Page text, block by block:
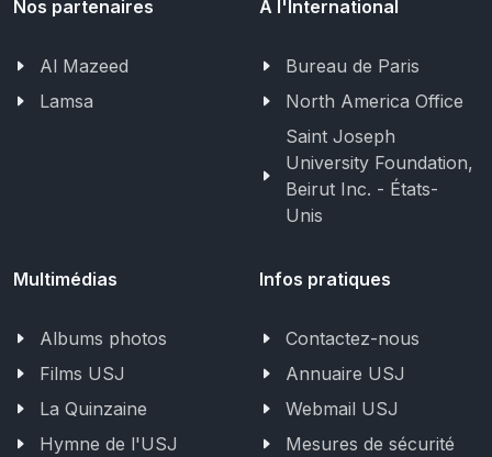
Nos partenaires
Al Mazeed
Lamsa
A l'International
Bureau de Paris
North America Office
Saint Joseph
University Foundation,
Beirut Inc. - États-
Unis
Multimédias
Albums photos
Films USJ
La Quinzaine
Hymne de l'USJ
Infos pratiques
Contactez-nous
Annuaire USJ
Webmail USJ
Mesures de sécurité